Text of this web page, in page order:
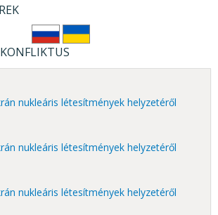
nukleáris létesítmények helyzetéről
nukleáris létesítmények helyzetéről
nukleáris létesítmények helyzetéről